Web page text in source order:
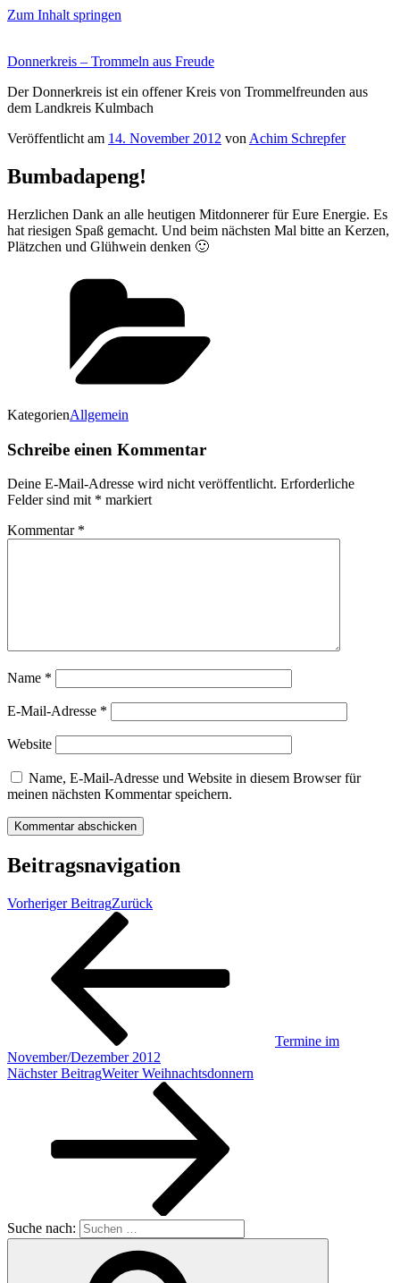
Zum Inhalt springen
Donnerkreis – Trommeln aus Freude
Der Donnerkreis ist ein offener Kreis von Trommelfreunden aus
dem Landkreis Kulmbach
Veröffentlicht am 14. November 2012 von Achim Schrepfer
Bumbadapeng!
Herzlichen Dank an alle heutigen Mitdonnerer für Eure Energie. Es
hat riesigen Spaß gemacht. Und beim nächsten Mal bitte an Kerzen,
Plätzchen und Glühwein denken 🙂
KategorienAllgemein
Schreibe einen Kommentar
Deine E-Mail-Adresse wird nicht veröffentlicht. Erforderliche
Felder sind mit * markiert
Kommentar *
Name *
E-Mail-Adresse *
Website
Name, E-Mail-Adresse und Website in diesem Browser für
meinen nächsten Kommentar speichern.
Beitragsnavigation
Vorheriger BeitragZurück
Termine im
November/Dezember 2012
Nächster BeitragWeiter Weihnachtsdonnern
Suche nach: